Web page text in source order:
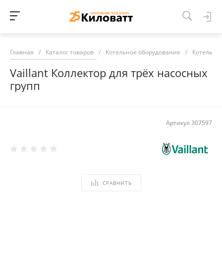
Главная / Каталог товаров / Котельное оборудование /
Vaillant Коллектор для трёх насосных
групп
Артикул 307597
СРАВНИТЬ